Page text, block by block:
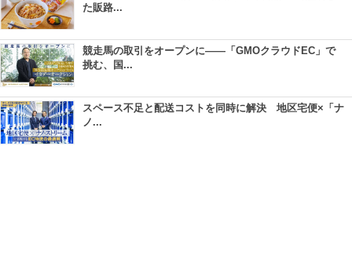
た販路...
競走馬の取引をオープンに――「GMOクラウドEC」で
挑む、国...
スペース不足と配送コストを同時に解決 地区宅便×「ナ
ノ...